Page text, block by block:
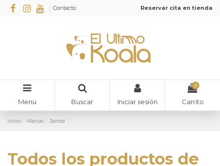
Contacto Reservar cita en tienda
Menu Buscar Iniciar sesión
0
Carrito
Inicio Marcas Janod
Todos los productos de